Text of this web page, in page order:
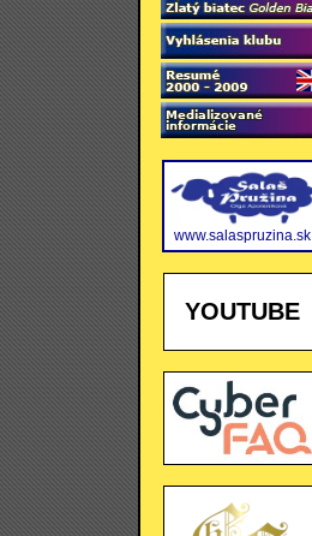
www.salaspruzina.sk
YOUTUBE